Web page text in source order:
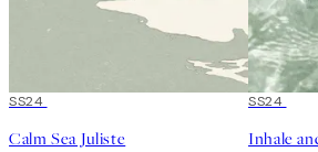
50%*
SS24
Calm Sea Juliste
50%*
SS24
Inhale